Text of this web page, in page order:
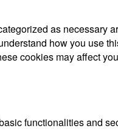
as necessary
how you use
cookies may affect
functionalities and